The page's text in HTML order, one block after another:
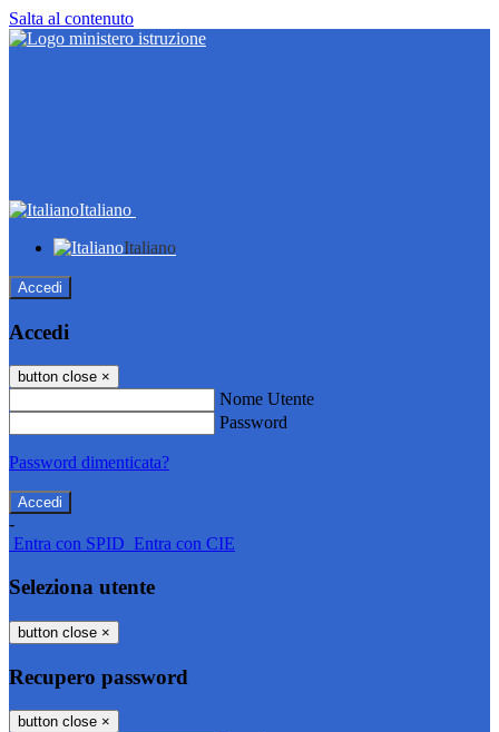
Salta al contenuto
Italiano
Italiano
Accedi
Accedi
button close ×
Nome Utente
Password
Password dimenticata?
-
Entra con SPID Entra con CIE
Seleziona utente
button close ×
Recupero password
button close ×